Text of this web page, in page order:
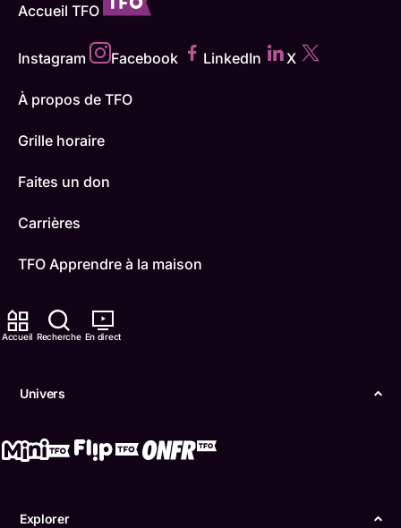
Accueil Recherche En direct
Univers
Explorer
Accueil TFO
Instagram Facebook LinkedIn X
À propos de TFO
Grille horaire
Faites un don
Carrières
TFO Apprendre à la maison
Comment nous capter
ONFR
Conditions d'utilisation